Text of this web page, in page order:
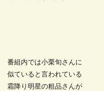
番組内では小栗旬さんに
似ていると言われている
霜降り明星の粗品さんが